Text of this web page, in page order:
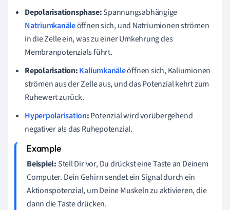
Depolarisationsphase:Spannungsabhängige
Natriumkanäleöffnen sich, und Natriumionen strömen
in die Zelle ein, was zu einer Umkehrung des
Membranpotenzials führt.
Repolarisation:Kaliumkanäleöffnen sich, Kaliumionen
strömen aus der Zelle aus, und das Potenzial kehrt zum
Ruhewert zurück.
Hyperpolarisation:Potenzial wird vorübergehend
negativer als das Ruhepotenzial.
Beispiel: Stell Dir vor, Du drückst eine Taste an Deinem
Computer. Dein Gehirn sendet ein Signal durch ein
Aktionspotenzial, um Deine Muskeln zu aktivieren, die
dann die Taste drücken.